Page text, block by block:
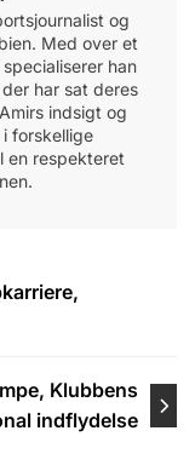
og
Med over et
han
har sat deres
indsigt og
forskellige
en respekteret
Klubbens
indflydelse